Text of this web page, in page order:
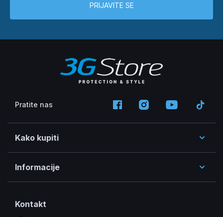
PRIJAVITE SE
Pratite nas
Kako kupiti
Informacije
Kontakt